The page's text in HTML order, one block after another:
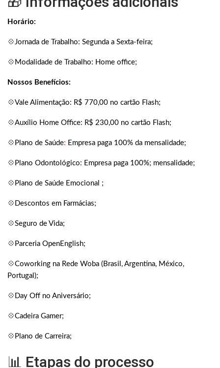
Horário:
💠Jornada de Trabalho: Segunda a Sexta-feira;
💠 Modalidade de Trabalho: Home office;
Nossos Benefícios:
💠Vale Alimentação: R$ 770,00 no cartão Flash;
💠Auxílio Home Office: R$ 230,00 no cartão Flash;
💠 Plano de Saúde: Empresa paga 100% da mensalidade;
💠 Plano Odontológico: Empresa paga 100%; mensalidade;
💠 Plano de Saúde Emocional ;
💠 Descontos em Farmácias;
💠Seguro de Vida;
💠 Parceria OpenEnglish;
💠Coworking na Rede Woba (Brasil, Argentina, México,
Portugal);
💠 Day Off no Aniversário;
💠Cadeira Gamer;
💠 Plano de Carreira;
📊 Etapas do processo